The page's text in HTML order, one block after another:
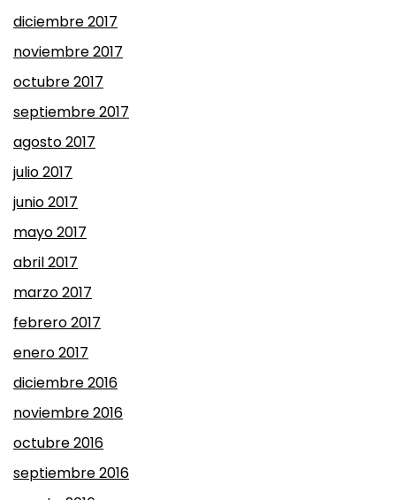
diciembre 2017
noviembre 2017
octubre 2017
septiembre 2017
agosto 2017
julio 2017
junio 2017
mayo 2017
abril 2017
marzo 2017
febrero 2017
enero 2017
diciembre 2016
noviembre 2016
octubre 2016
septiembre 2016